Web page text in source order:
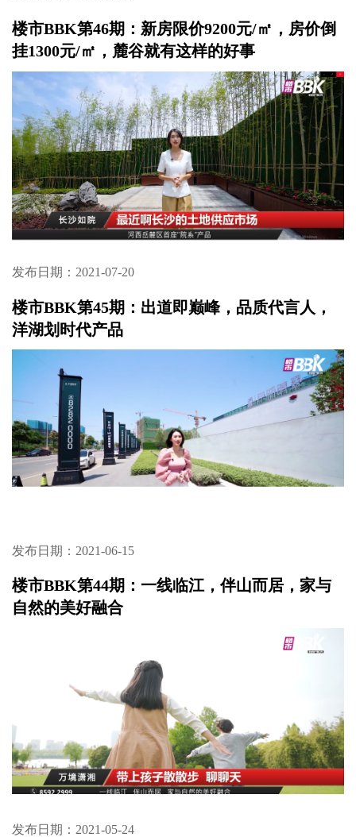
楼市BBK第46期：新房限价9200元/㎡，房价倒
挂1300元/㎡，麓谷就有这样的好事
发布日期：2021-07-20
楼市BBK第45期：出道即巅峰，品质代言人，
洋湖划时代产品
发布日期：2021-06-15
楼市BBK第44期：一线临江，伴山而居，家与
自然的美好融合
发布日期：2021-05-24